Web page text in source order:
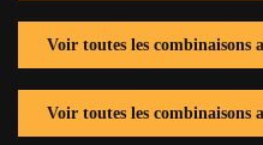
Voir toutes les combinaisons
Voir toutes les combinaisons